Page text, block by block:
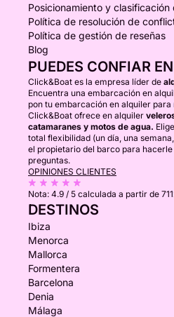
Posicionamiento y clasificación
Política de resolución de
Política de gestión de reseñas
Blog
PUEDES CONFIAR
Click&Boat es la empresa líder de
Encuentra una embarcación en
pon tu embarcación en alquiler
Click&Boat ofrece en alquiler
catamaranes y motos de agua.
total flexibilidad (un día, una
el propietario del barco para
preguntas.
OPINIONES CLIENTES
Nota: 4.9 / 5 calculada a partir de
DESTINOS
Ibiza
Menorca
Mallorca
Formentera
Barcelona
Denia
Málaga